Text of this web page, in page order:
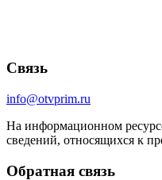
Связь
info@otvprim.ru
На информационном
сведений, относящихся к
Обратная связь